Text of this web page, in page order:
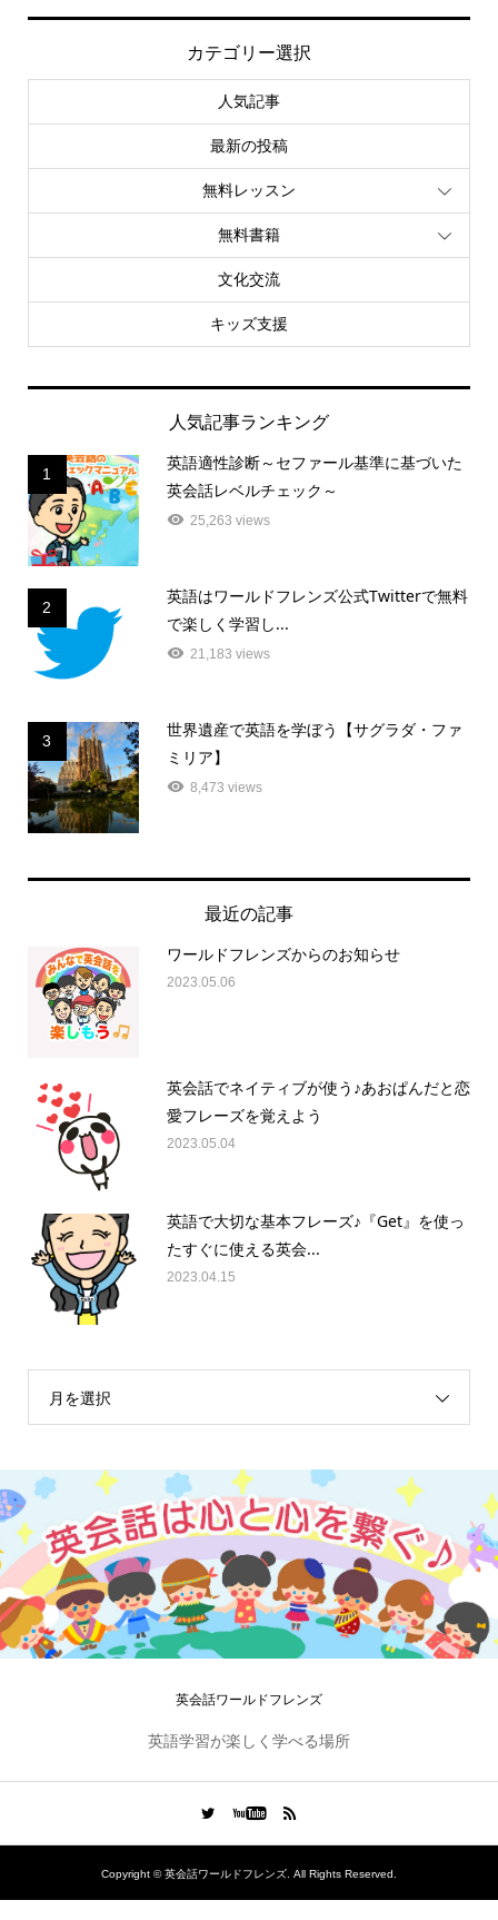
カテゴリー選択
人気記事
最新の投稿
無料レッスン
無料書籍
文化交流
キッズ支援
人気記事ランキング
1
英語適性診断～セファール基準に基づいた
英会話レベルチェック～
25,263 views
2
英語はワールドフレンズ公式Twitterで無料
で楽しく学習し...
21,183 views
3
世界遺産で英語を学ぼう【サグラダ・ファ
ミリア】
8,473 views
最近の記事
ワールドフレンズからのお知らせ
2023.05.06
英会話でネイティブが使う♪あおぱんだと恋
愛フレーズを覚えよう
2023.05.04
英語で大切な基本フレーズ♪『Get』を使っ
たすぐに使える英会...
2023.04.15
月を選択
英会話ワールドフレンズ
英語学習が楽しく学べる場所
Copyright ©英会話ワールドフレンズ. All Rights Reserved.